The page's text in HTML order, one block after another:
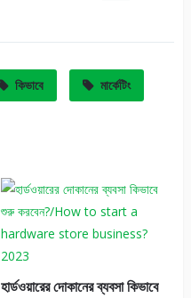
কিভাবে মার্কেটিং
হার্ডওয়ারের দোকানের ব্যবসা কিভাবে